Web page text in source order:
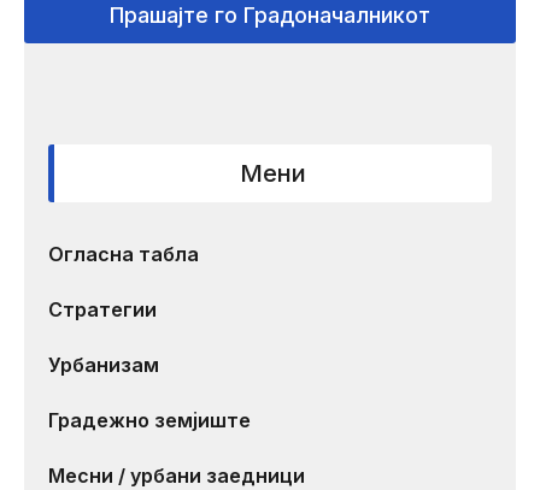
Прашајте го Градоначалникот
Мени
Огласна табла
Стратегии
Урбанизам
Градежно земјиште
Месни / урбани заедници